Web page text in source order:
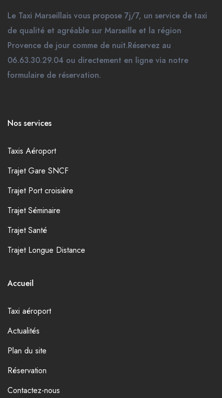
Le Taxi Marseillais vous propose 7j/7, un service de taxi
de qualité et agréable sur Marseille et la région
Provence de jour comme de nuit.Réservez au
06.63.30.29.04 ou directement en ligne via notre
formulaire de réservation.
Nos services
Taxis Aéroport
Trajet Gare SNCF
Trajet Port croisière
Trajet Séminaire
Trajet Santé
Trajet Longue Distance
Accueil
Taxi aéroport
Actualités
Plan du site
Réservation
Contactez-nous